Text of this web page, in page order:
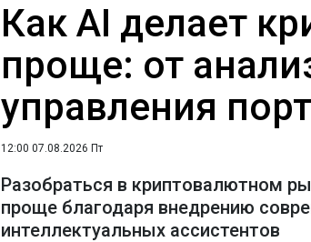
Как AI делает
проще: от
управления
12:00 07.08.2026 Пт
Разобраться в криптовалютном
проще благодаря внедрению
интеллектуальных ассистентов